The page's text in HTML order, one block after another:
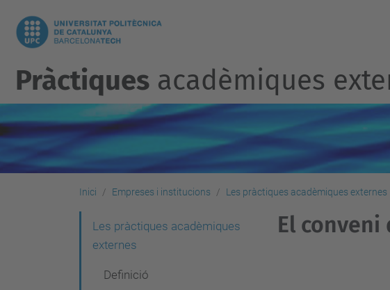
Pràctiquesacadèmiques
Inici Empreses i institucions Les pràctiques acadèmiques externes
El conveni
Les pràctiques acadèmiques
externes
Definició